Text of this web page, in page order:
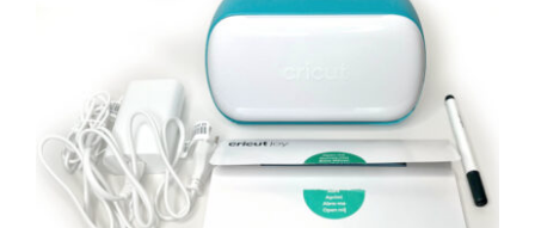
Plotter Cricut Joy 2007992